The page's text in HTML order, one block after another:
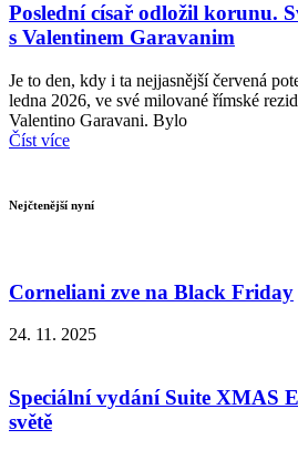
Poslední císař odložil korunu.
s Valentinem Garavanim
Je to den, kdy i ta nejjasnější červená
ledna 2026, ve své milované římské
Valentino Garavani. Bylo
Číst více
Nejčtenější nyní
Corneliani zve na Black Friday
24. 11. 2025
Speciální vydání Suite XMAS
světě